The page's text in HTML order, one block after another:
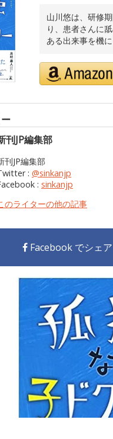
山川悠は、研修
り、患者さんに
ある出来事を機
刊JP編集部
刊JP編集部
: @sinkanjp
: sinkanjp
のライターの他の記事
Facebook でシェア